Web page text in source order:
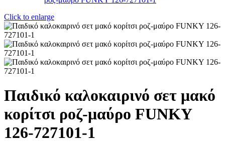
Click to enlarge
Παιδικό καλοκαιρινό σετ μακό
κορίτσι ροζ-μαύρο FUNKY
126-727101-1